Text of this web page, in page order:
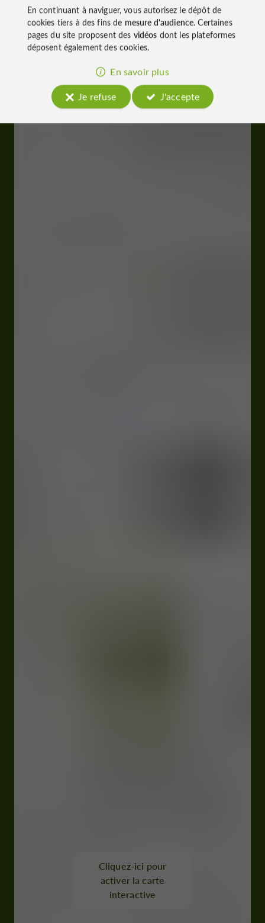
Cliquez-ici pour
activer la carte
interactive
En continuant à naviguer, vous autorisez le dépôt de
cookies tiers à des fins de mesure d'audience. Certaines
pages du site proposent des vidéos dont les plateformes
déposent également des cookies.
En savoir plus
Je refuse
J'accepte